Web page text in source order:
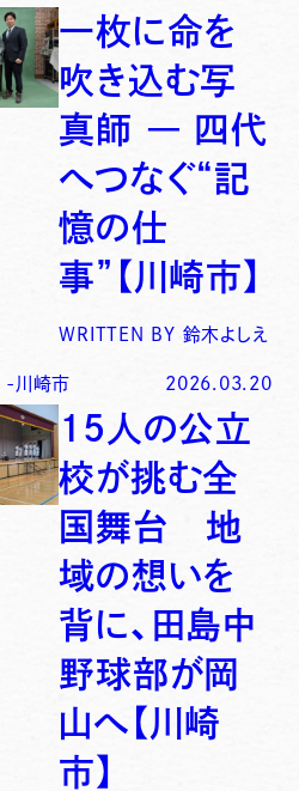
一枚に命を
吹き込む写
真師 ― 四代
へつなぐ“記
憶の仕
事”【川崎市】
WRITTEN BY 鈴木よしえ
- 川崎市 2026.03.20
15人の公立
校が挑む全
国舞台 地
域の想いを
背に、田島中
野球部が岡
山へ【川崎
市】